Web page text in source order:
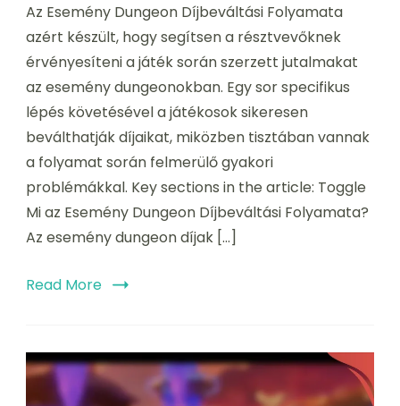
Dungeon
Díjbeváltási
Folyamata:
Lépésről
lépésre
útmutató,
problémák,
Megoldások
Az Esemény Dungeon Díjbeváltási Folyamata
azért készült, hogy segítsen a résztvevőknek
érvényesíteni a játék során szerzett jutalmakat
az esemény dungeonokban. Egy sor specifikus
lépés követésével a játékosok sikeresen
beválthatják díjaikat, miközben tisztában vannak
a folyamat során felmerülő gyakori
problémákkal. Key sections in the article: Toggle
Mi az Esemény Dungeon Díjbeváltási Folyamata?
Az esemény dungeon díjak […]
Read More